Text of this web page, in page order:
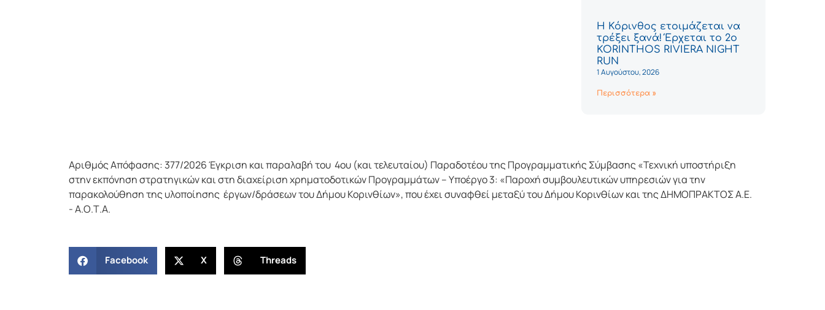
Η Κόρινθος ετοιμάζεται να
τρέξει ξανά! Έρχεται το 2ο
KORINTHOS RIVIERA NIGHT
RUN
1 Αυγούστου, 2026
Περισσότερα »
Αριθμός Απόφασης: 377/2026 Έγκριση και παραλαβή του 4ου (και τελευταίου) Παραδοτέου της Προγραμματικής Σύμβασης «Τεχνική υποστήριξη
στην εκπόνηση στρατηγικών και στη διαχείριση χρηματοδοτικών Προγραμμάτων – Υποέργο 3: «Παροχή συμβουλευτικών υπηρεσιών για την
παρακολούθηση της υλοποίησης έργων/δράσεων του Δήμου Κορινθίων», που έχει συναφθεί μεταξύ του Δήμου Κορινθίων και της ΔΗΜΟΠΡΑΚΤΟΣ Α.Ε.
- Α.Ο.Τ.Α.
Facebook X Threads